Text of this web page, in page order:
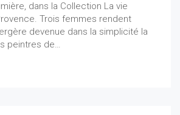
dans la Collection La vie
Trois femmes rendent
devenue dans la simplicité la
peintres de…